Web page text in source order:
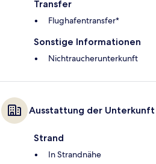
Transfer
Flughafentransfer*
Sonstige Informationen
Nichtraucherunterkunft
Ausstattung der Unterkunft
Strand
In Strandnähe